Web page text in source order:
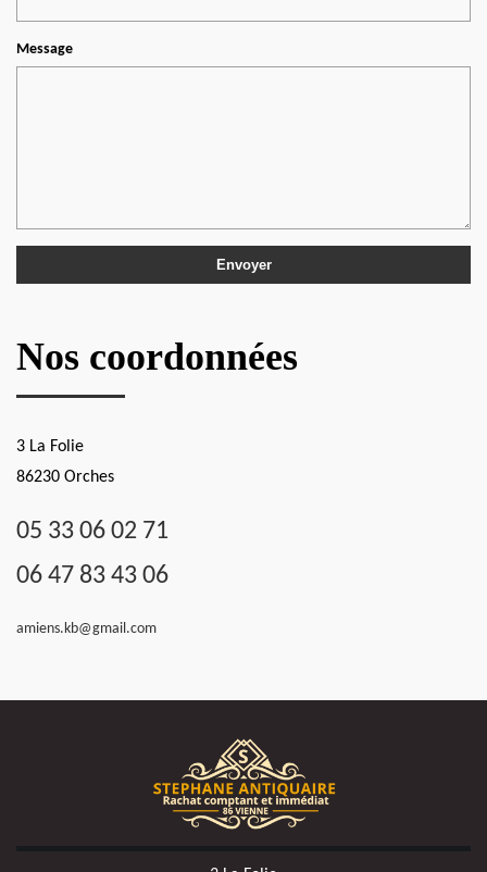
Message
Nos coordonnées
3 La Folie
86230 Orches
05 33 06 02 71
06 47 83 43 06
amiens.kb@gmail.com